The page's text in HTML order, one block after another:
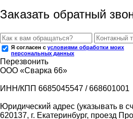
Заказать обратный
Я согласен с условиями обработки моих
персональных данных
Перезвонить
ООО «Сварка 66»
ИНН/КПП 6685045547 / 668601001
Юридический адрес (указывать в
620137, г. Екатеринбург, проезд